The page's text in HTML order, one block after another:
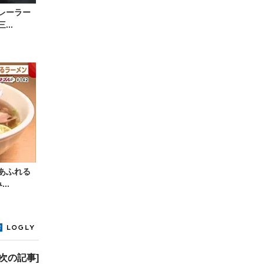
ーラー
...
ふれる
...
の記事]